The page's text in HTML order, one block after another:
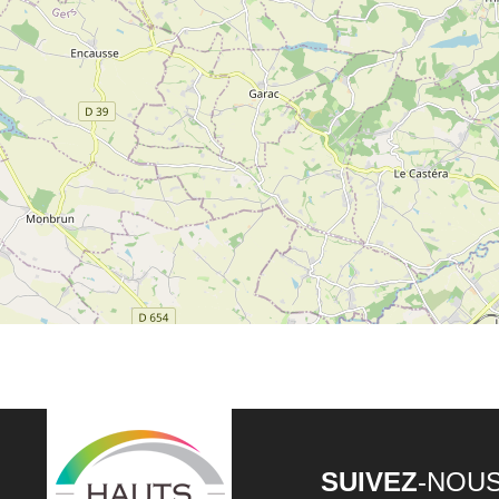
SUIVEZ-